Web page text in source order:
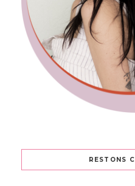
RESTONS